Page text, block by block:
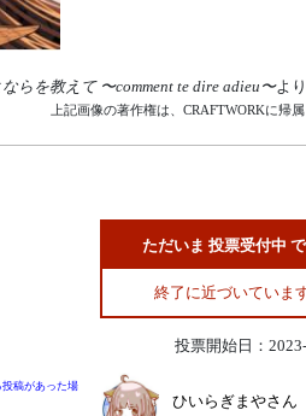
ならを教えて 〜comment te dire adieu〜よ
上記画像の著作権は、CRAFTWORKに帰属
稿があった場
ただいま 投票受付中
終了に近づいていま
投票開始日：
ひいらぎまやさん